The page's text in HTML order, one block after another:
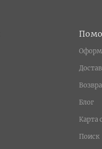
Блог
Карта
Поиск